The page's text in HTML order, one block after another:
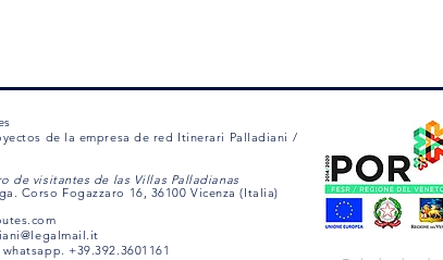
de la empresa de red Itinerari Palladiani /
de visitantes de las Villas Palladianas
Corso Fogazzaro 16, 36100 Vicenza (Italia)
+39.392.3601161